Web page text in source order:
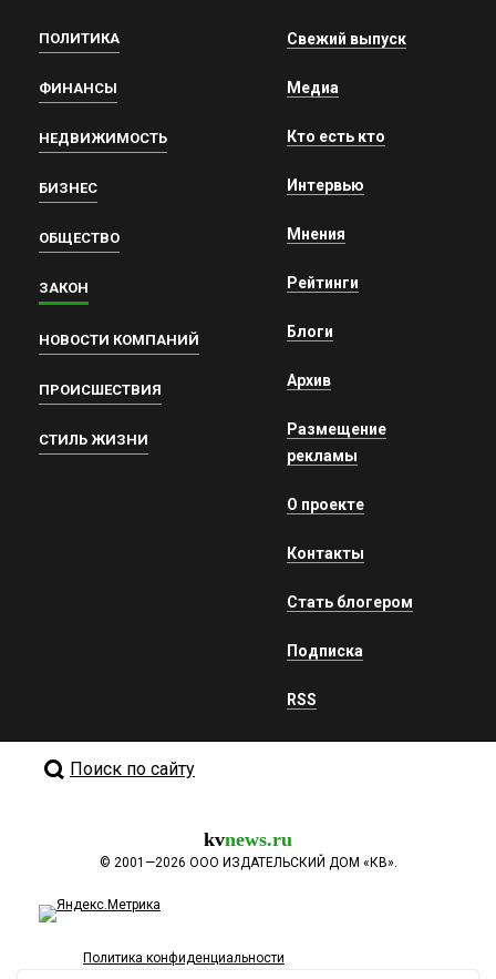
ПОЛИТИКА
ФИНАНСЫ
НЕДВИЖИМОСТЬ
БИЗНЕС
ОБЩЕСТВО
ЗАКОН
НОВОСТИ КОМПАНИЙ
ПРОИСШЕСТВИЯ
СТИЛЬ ЖИЗНИ
Свежий выпуск
Медиа
Кто есть кто
Интервью
Мнения
Рейтинги
Блоги
Архив
Размещение
рекламы
О проекте
Контакты
Стать блогером
Подписка
RSS
Поиск по сайту
kvnews.ru
© 2001—2026 ООО ИЗДАТЕЛЬСКИЙ ДОМ «КВ».
Политика конфиденциальности